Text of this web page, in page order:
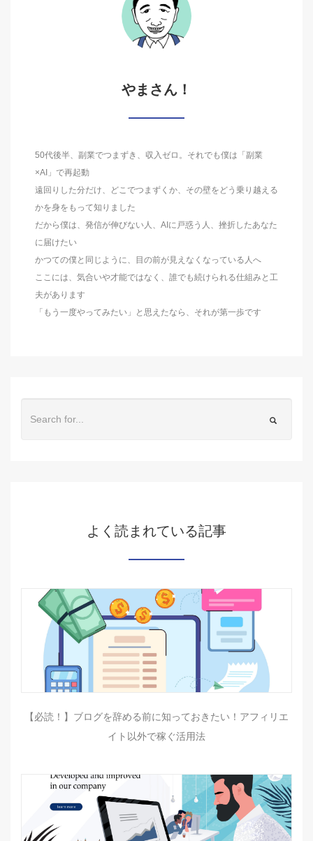
やまさん！
50代後半、副業でつまずき、収入ゼロ。それでも僕は「副業
×AI」で再起動
遠回りした分だけ、どこでつまずくか、その壁をどう乗り越える
かを身をもって知りました
だから僕は、発信が伸びない人、AIに戸惑う人、挫折したあなた
に届けたい
かつての僕と同じように、目の前が見えなくなっている人へ
ここには、気合いや才能ではなく、誰でも続けられる仕組みと工
夫があります
「もう一度やってみたい」と思えたなら、それが第一歩です
よく読まれている記事
【必読！】ブログを辞める前に知っておきたい！アフィリエ
イト以外で稼ぐ活用法